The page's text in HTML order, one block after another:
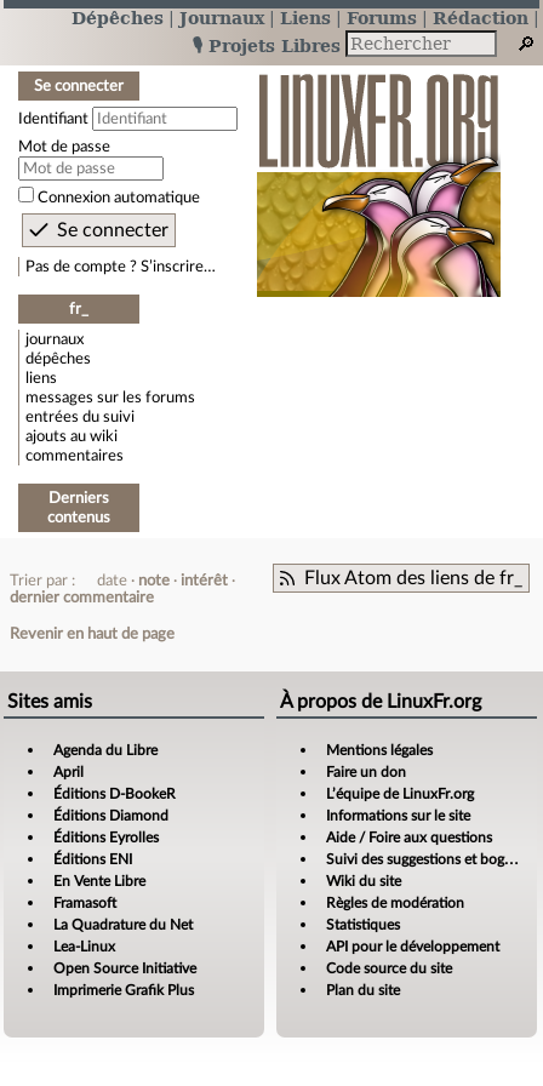
Dépêches Journaux Liens Forums
Rédaction
🎙️ Projets Libres
Se connecter
Identifiant
Mot de passe
Connexion automatique
Pas de compte ? S’inscrire…
fr_
journaux
dépêches
liens
messages sur les forums
entrées du suivi
ajouts au wiki
commentaires
Derniers
contenus
Flux Atom des liens de fr_
Trier par : date note
intérêt
dernier commentaire
Revenir en haut de page
Sites amis
Agenda du Libre
April
Éditions D-BookeR
Éditions Diamond
Éditions Eyrolles
Éditions ENI
En Vente Libre
Framasoft
La Quadrature du Net
Lea-Linux
Open Source Initiative
Imprimerie Grafik Plus
À propos de LinuxFr.org
Mentions légales
Faire un don
L’équipe de LinuxFr.org
Informations sur le site
Aide / Foire aux questions
Suivi des suggestions et bogues
Wiki du site
Règles de modération
Statistiques
API pour le développement
Code source du site
Plan du site